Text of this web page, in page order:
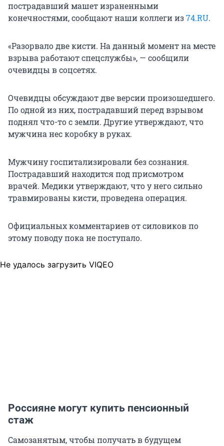
пострадавший машет израненными
конечностями, сообщают наши коллеги из74.RU.
«Разорвало две кисти. На данный момент на месте
взрыва работают спецслужбы», — сообщили
очевидцы в соцсетях.
Очевидцы обсуждают две версии произошедшего.
По одной из них, пострадавший перед взрывом
поднял что-то с земли. Другие утверждают, что
мужчина нес коробку в руках.
Мужчину госпитализировали без сознания.
Пострадавший находится под присмотром
врачей. Медики утверждают, что у него сильно
травмированы кисти, проведена операция.
Официальных комментариев от силовиков по
этому поводу пока не поступало.
Не удалось загрузить VIQEO
Россияне могут купить пенсионный
стаж
Самозанятым, чтобы получать в будущем